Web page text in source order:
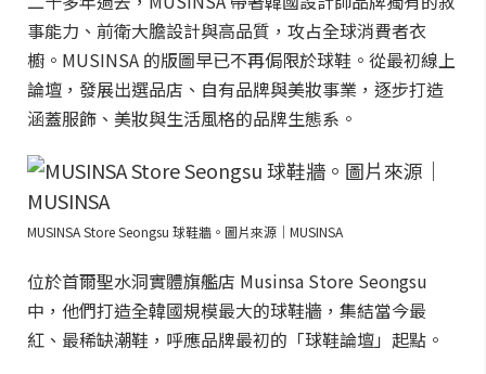
事能力、前衛大膽設計與高品質，攻占全球消費者衣
櫥。MUSINSA 的版圖早已不再侷限於球鞋。從最初線上
論壇，發展出選品店、自有品牌與美妝事業，逐步打造
涵蓋服飾、美妝與生活風格的品牌生態系。
MUSINSA Store Seongsu 球鞋牆。圖片來源｜MUSINSA
位於首爾聖水洞實體旗艦店 Musinsa Store Seongsu
中，他們打造全韓國規模最大的球鞋牆，集結當今最
紅、最稀缺潮鞋，呼應品牌最初的「球鞋論壇」起點。